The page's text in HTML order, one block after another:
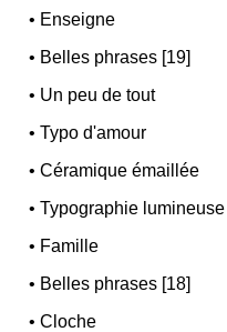
• Enseigne
• Belles phrases [19]
• Un peu de tout
•Typo d'amour
•Céramique émaillée
•Typographie lumineuse
• Famille
• Belles phrases [18]
•Cloche